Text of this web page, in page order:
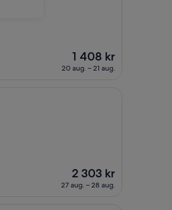
Priset
är
1 408 kr
1 408 kr
20 aug. – 21 aug.
Priset
är
2 303 kr
2 303 kr
27 aug. – 28 aug.